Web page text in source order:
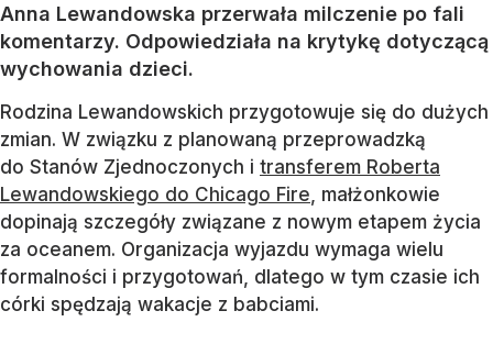
Anna Lewandowska przerwała milczenie po fali
komentarzy. Odpowiedziała na krytykę dotyczącą
wychowania dzieci.
Rodzina Lewandowskich przygotowuje się do dużych
zmian. W związku z planowaną przeprowadzką
do Stanów Zjednoczonych i transferem Roberta
Lewandowskiego do Chicago Fire , małżonkowie
dopinają szczegóły związane z nowym etapem życia
za oceanem. Organizacja wyjazdu wymaga wielu
formalności i przygotowań, dlatego w tym czasie ich
córki spędzają wakacje z babciami.